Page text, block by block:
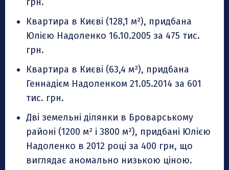
Квартира в Києві (128,1 м²), придбана
Юлією Надоленко 16.10.2005 за 475 тис.
грн.
Квартира в Києві (63,4 м²), придбана
Геннадієм Надоленком 21.05.2014 за 601
тис. грн.
Дві земельні ділянки в Броварському
районі (1200 м² і 3800 м²), придбані Юлією
Надоленко в 2012 році за 400 грн, що
виглядає аномально низькою ціною.